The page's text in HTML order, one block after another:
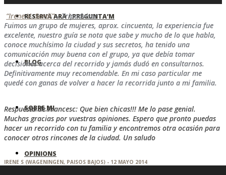
RESERVA ARA / PREGUNTA’M
BLOG
SOBRE MI
OPINIONS
“Irene V. Sardi”– Tripadvisor
Fuimos un grupo de mujeres, aprox. cincuenta, la experiencia fue
excelente, nuestro guía se nota que sabe y mucho de lo que habla,
conoce muchísimo la ciudad y sus secretos, ha tenido una
comunicación muy buena con el grupo, ya que debía tomar
decisiones acerca del recorrido y jamás dudó en consultarnos.
Definitivamente muy recomendable. En mi caso particular me
quedé con ganas de volver a hacer la recorrida junto a mi familia.
Respuesta de Francesc: Que bien chicas!!! Me lo pase genial.
Muchas gracias por vuestras opiniones. Espero que pronto puedas
hacer un recorrido con tu familia y encontremos otra ocasión para
conocer otros rincones de la ciudad. Un saludo
IRENE S (WAGENINGEN, PAISOS BAJOS) - 12 MAYO 2014